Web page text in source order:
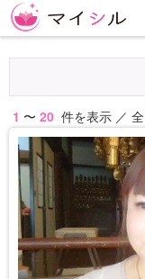
1 〜 20 件を表示 ／ 全